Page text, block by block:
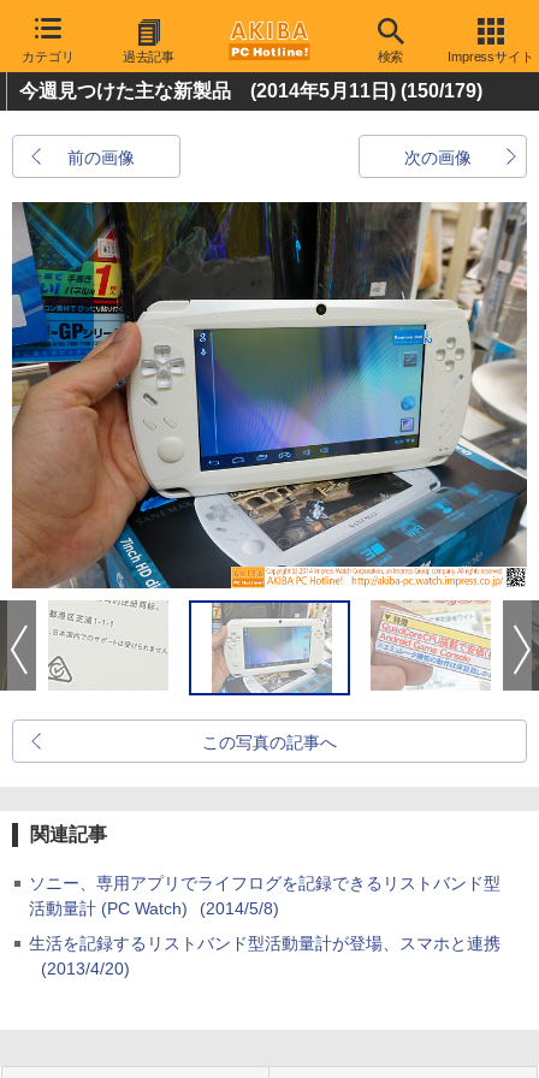
カテゴリ 過去記事 検索 Impressサイト
今週見つけた主な新製品 (2014年5月11日) (150/179)
前の画像 次の画像
この写真の記事へ
関連記事
ソニー、専用アプリでライフログを記録できるリストバンド型
活動量計 (PC Watch)
(2014/5/8)
生活を記録するリストバンド型活動量計が登場、スマホと連携
(2013/4/20)